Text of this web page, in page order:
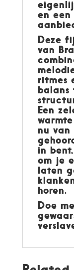
en een
Deze
van
ritmes
balans
Een
nu
in
om je
laten
horen.
Doe